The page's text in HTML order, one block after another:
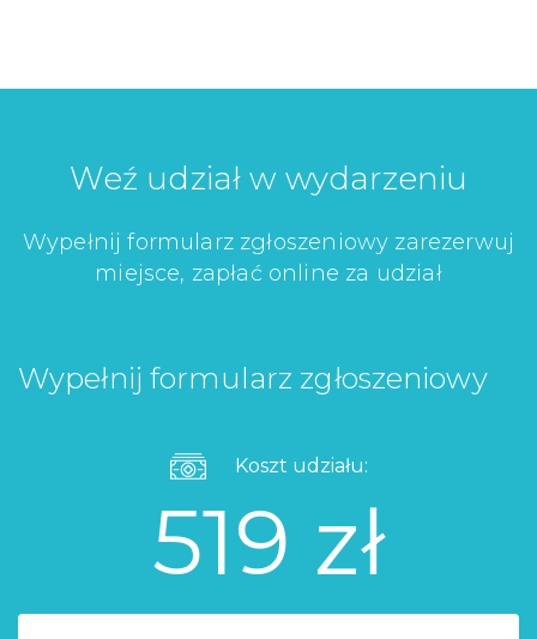
Weź udział w wydarzeniu
Wypełnij formularz zgłoszeniowy zarezerwuj
miejsce, zapłać online za udział
Wypełnij formularz zgłoszeniowy
Koszt udziału:
519 zł